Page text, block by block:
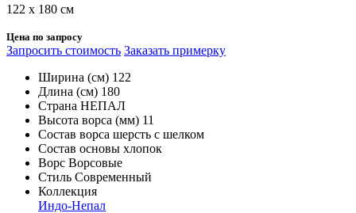
122 х 180 см
Цена по запросу
Запросить стоимость Заказать примерку
Ширина (см) 122
Длина (см) 180
Страна НЕПАЛ
Высота ворса (мм) 11
Состав ворса шерсть с шелком
Состав основы хлопок
Ворс Ворсовые
Стиль Современный
Коллекция
Индо-Непал